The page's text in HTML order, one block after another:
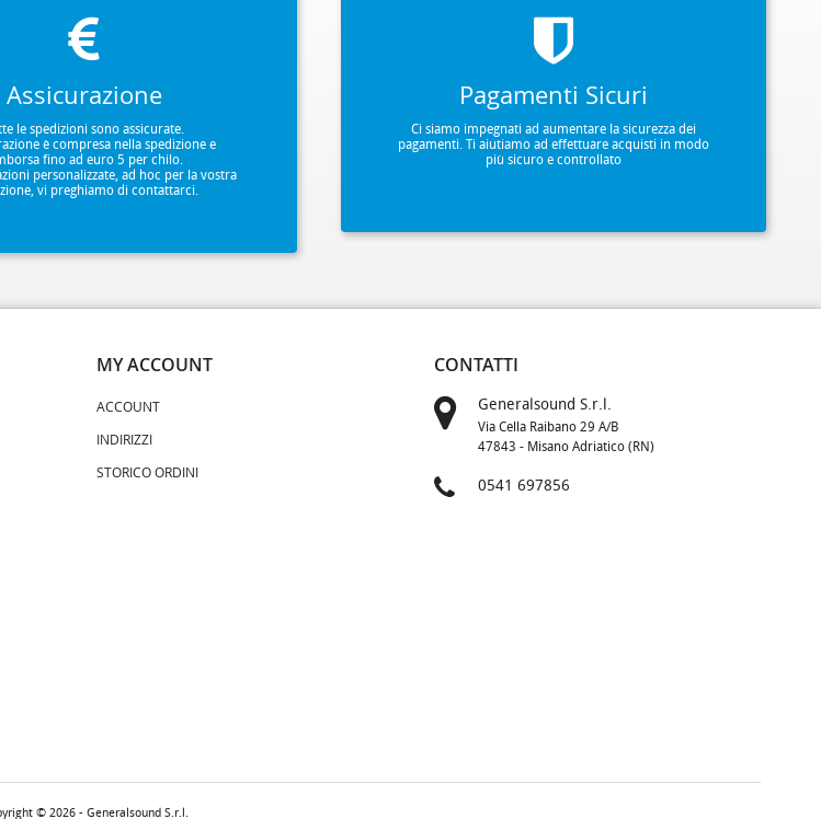
Assicurazione
le spedizioni sono assicurate.
è compresa nella spedizione e
fino ad euro 5 per chilo.
personalizzate, ad hoc per la vostra
vi preghiamo di contattarci.
Pagamenti Sicuri
Ci siamo impegnati ad aumentare la sicurezza dei
pagamenti. Ti aiutiamo ad effettuare acquisti in modo
più sicuro e controllato
MY ACCOUNT
ACCOUNT
INDIRIZZI
STORICO ORDINI
CONTATTI
Generalsound S.r.l.
Via Cella Raibano 29 A/B
47843 - Misano Adriatico (RN)
0541 697856
© 2026 - Generalsound S.r.l.